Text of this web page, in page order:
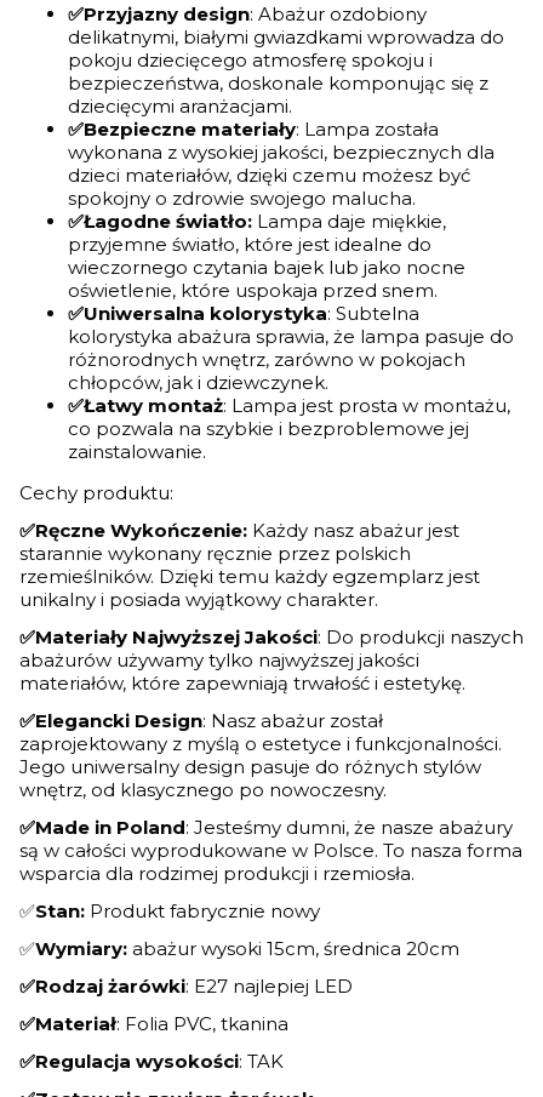
✅Przyjazny design: Abażur ozdobiony
delikatnymi, białymi gwiazdkami wprowadza do
pokoju dziecięcego atmosferę spokoju i
bezpieczeństwa, doskonale komponując się z
dziecięcymi aranżacjami.
✅Bezpieczne materiały: Lampa została
wykonana z wysokiej jakości, bezpiecznych dla
dzieci materiałów, dzięki czemu możesz być
spokojny o zdrowie swojego malucha.
✅Łagodne światło: Lampa daje miękkie,
przyjemne światło, które jest idealne do
wieczornego czytania bajek lub jako nocne
oświetlenie, które uspokaja przed snem.
✅Uniwersalna kolorystyka: Subtelna
kolorystyka abażura sprawia, że lampa pasuje do
różnorodnych wnętrz, zarówno w pokojach
chłopców, jak i dziewczynek.
✅Łatwy montaż: Lampa jest prosta w montażu,
co pozwala na szybkie i bezproblemowe jej
zainstalowanie.
Cechy produktu:
✅Ręczne Wykończenie: Każdy nasz abażur jest
starannie wykonany ręcznie przez polskich
rzemieślników. Dzięki temu każdy egzemplarz jest
unikalny i posiada wyjątkowy charakter.
✅Materiały Najwyższej Jakości: Do produkcji naszych
abażurów używamy tylko najwyższej jakości
materiałów, które zapewniają trwałość i estetykę.
✅Elegancki Design: Nasz abażur został
zaprojektowany z myślą o estetyce i funkcjonalności.
Jego uniwersalny design pasuje do różnych stylów
wnętrz, od klasycznego po nowoczesny.
✅Made in Poland: Jesteśmy dumni, że nasze abażury
są w całości wyprodukowane w Polsce. To nasza forma
wsparcia dla rodzimej produkcji i rzemiosła.
✅Stan: Produkt fabrycznie nowy
✅Wymiary: abażur wysoki 15cm, średnica 20cm
✅Rodzaj żarówki: E27 najlepiej LED
✅Materiał: Folia PVC, tkanina
✅Regulacja wysokości: TAK